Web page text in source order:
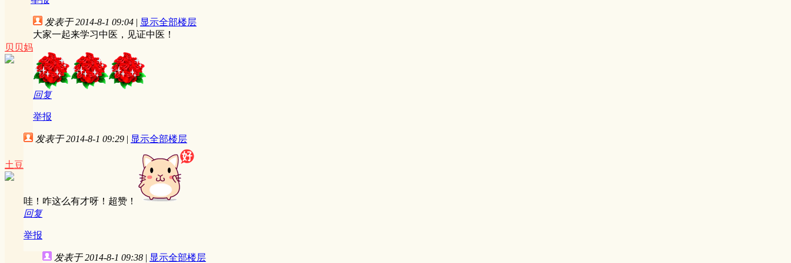
贝贝妈
发表于 2014-8-1 09:04 | 显示全部楼层
大家一起来学习中医，见证中医！
回复
举报
土豆
发表于 2014-8-1 09:29 | 显示全部楼层
哇！咋这么有才呀！超赞！
回复
举报
发表于 2014-8-1 09:38 | 显示全部楼层